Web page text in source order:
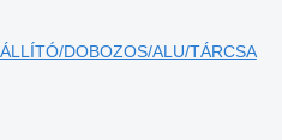
DOBOZOS/ALU/TÁRCSA